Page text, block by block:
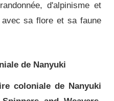
d'alpinisme et
sa flore et sa faune
de Nanyuki
coloniale de Nanyuki